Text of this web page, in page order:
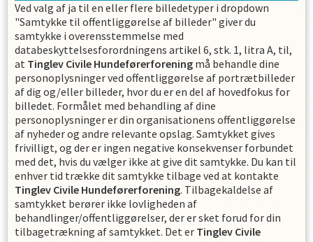
Ved valg af ja til en eller flere billedetyper i dropdown
"Samtykke til offentliggørelse af billeder" giver du
samtykke i overensstemmelse med
databeskyttelsesforordningens artikel 6, stk. 1, litra A, til,
at Tinglev Civile Hundeførerforening må behandle dine
personoplysninger ved offentliggørelse af portrætbilleder
af dig og/eller billeder, hvor du er en del af hovedfokus for
billedet. Formålet med behandling af dine
personoplysninger er din organisationens offentliggørelse
af nyheder og andre relevante opslag. Samtykket gives
frivilligt, og der er ingen negative konsekvenser forbundet
med det, hvis du vælger ikke at give dit samtykke. Du kan til
enhver tid trække dit samtykke tilbage ved at kontakte
Tinglev Civile Hundeførerforening. Tilbagekaldelse af
samtykket berører ikke lovligheden af
behandlinger/offentliggørelser, der er sket forud for din
tilbagetrækning af samtykket. Det er Tinglev Civile